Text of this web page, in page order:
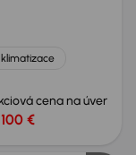
cena na úver
€